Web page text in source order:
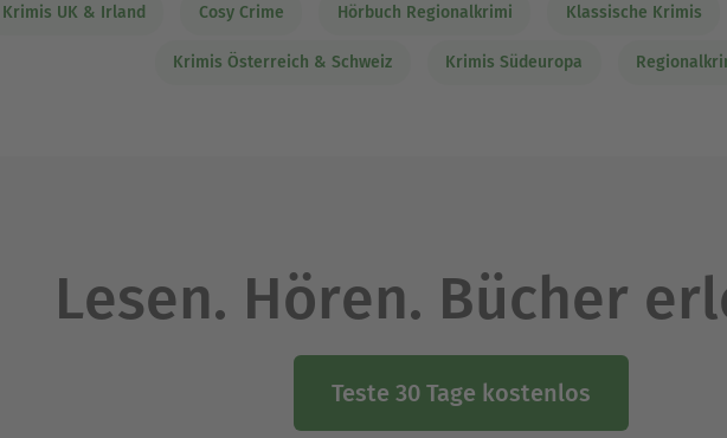
Krimis UK & Irland Cosy Crime Hörbuch Regionalkrimi Klassische Krimis
Krimis Österreich & Schweiz Krimis Südeuropa
Lesen. Hören. Bücher
Teste 30 Tage kostenlos